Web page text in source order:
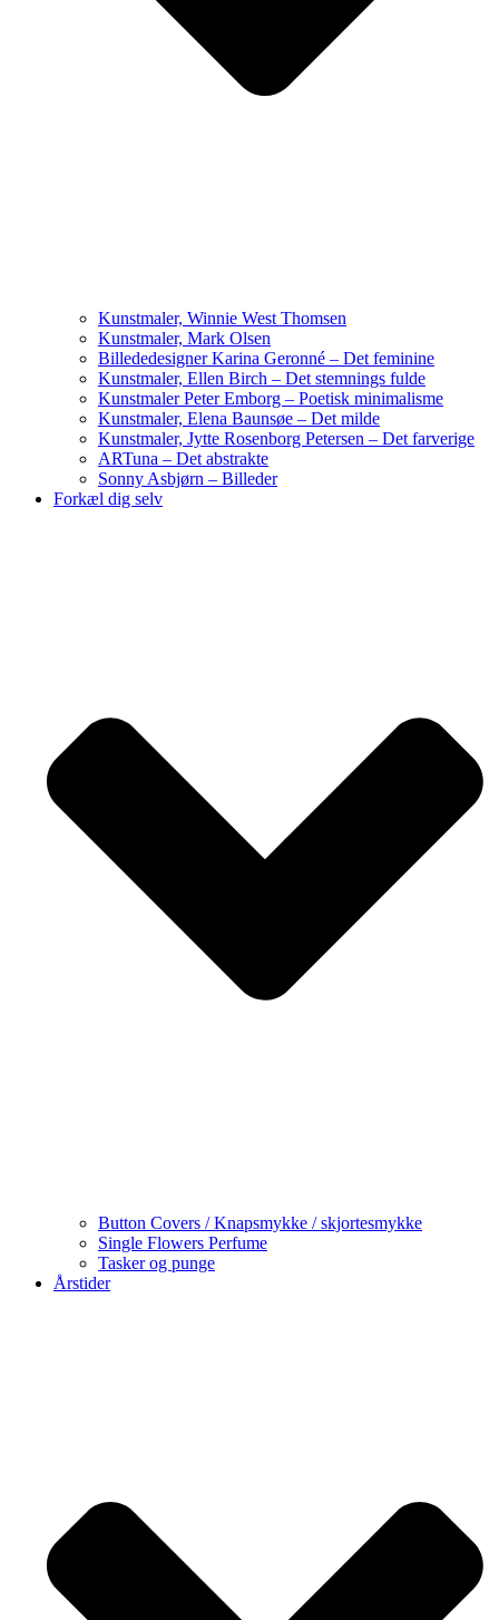
Kunstmaler, Winnie West Thomsen
Kunstmaler, Mark Olsen
Billededesigner Karina Geronné – Det feminine
Kunstmaler, Ellen Birch – Det stemnings fulde
Kunstmaler Peter Emborg – Poetisk minimalisme
Kunstmaler, Elena Baunsøe – Det milde
Kunstmaler, Jytte Rosenborg Petersen – Det farverige
ARTuna – Det abstrakte
Sonny Asbjørn – Billeder
Forkæl dig selv
Button Covers / Knapsmykke / skjortesmykke
Single Flowers Perfume
Tasker og punge
Årstider